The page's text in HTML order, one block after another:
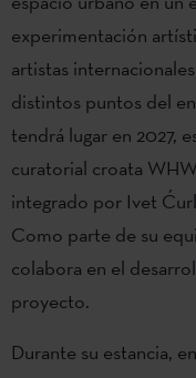
experimentación
artistas
distintos puntos del
tendrá lugar en 2027,
curatorial croata
integrado por Ivet
Como parte de su
colabora en el
proyecto.
Durante su estancia,